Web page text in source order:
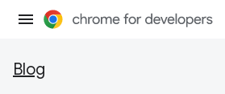
Blog